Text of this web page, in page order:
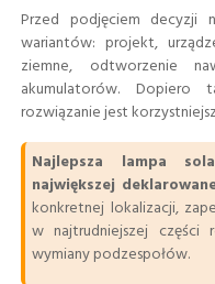
Przed podjęciem decyzji
wariantów: projekt,
ziemne, odtworzenie
akumulatorów. Dopiero
rozwiązanie jest
Najlepsza lampa
największej
konkretnej lokalizacji,
w najtrudniejszej części
wymiany podzespołów.